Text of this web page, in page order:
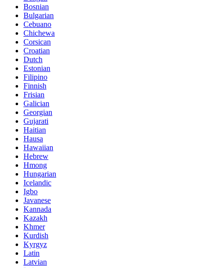
Bosnian
Bulgarian
Cebuano
Chichewa
Corsican
Croatian
Dutch
Estonian
Filipino
Finnish
Frisian
Galician
Georgian
Gujarati
Haitian
Hausa
Hawaiian
Hebrew
Hmong
Hungarian
Icelandic
Igbo
Javanese
Kannada
Kazakh
Khmer
Kurdish
Kyrgyz
Latin
Latvian